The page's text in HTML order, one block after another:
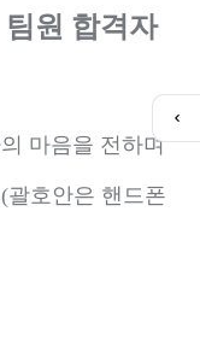
원 합격자
마음을 전하며
괄호안은 핸드폰
퀵
메